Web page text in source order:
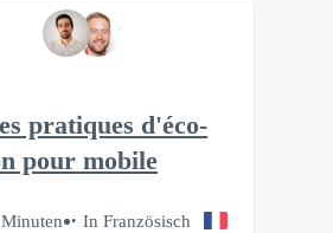
pratiques d'éco-
pour mobile
In Französisch